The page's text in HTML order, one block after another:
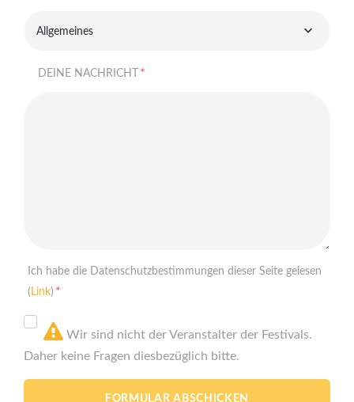
Allgemeines
DEINE NACHRICHT *
Ich habe die Datenschutzbestimmungen dieser Seite gelesen
( Link) *
Wir sind nicht der Veranstalter der Festivals.
Daher keine Fragen diesbezüglich bitte.